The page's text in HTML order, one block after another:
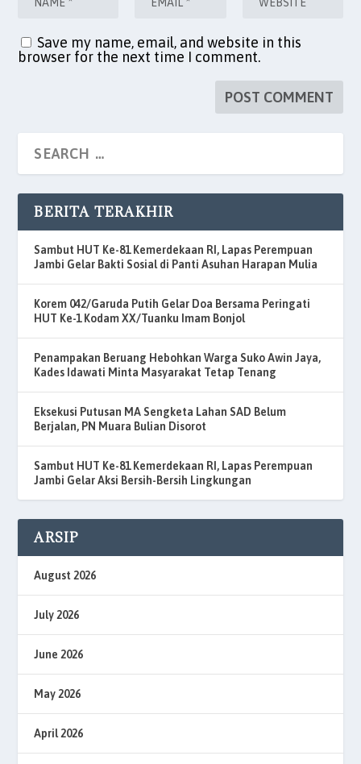
Save my name, email, and website in this
browser for the next time I comment.
BERITA TERAKHIR
Sambut HUT Ke-81 Kemerdekaan RI, Lapas Perempuan
Jambi Gelar Bakti Sosial di Panti Asuhan Harapan Mulia
Korem 042/Garuda Putih Gelar Doa Bersama Peringati
HUT Ke-1 Kodam XX/Tuanku Imam Bonjol
Penampakan Beruang Hebohkan Warga Suko Awin Jaya,
Kades Idawati Minta Masyarakat Tetap Tenang
Eksekusi Putusan MA Sengketa Lahan SAD Belum
Berjalan, PN Muara Bulian Disorot
Sambut HUT Ke-81 Kemerdekaan RI, Lapas Perempuan
Jambi Gelar Aksi Bersih-Bersih Lingkungan
ARSIP
August 2026
July 2026
June 2026
May 2026
April 2026